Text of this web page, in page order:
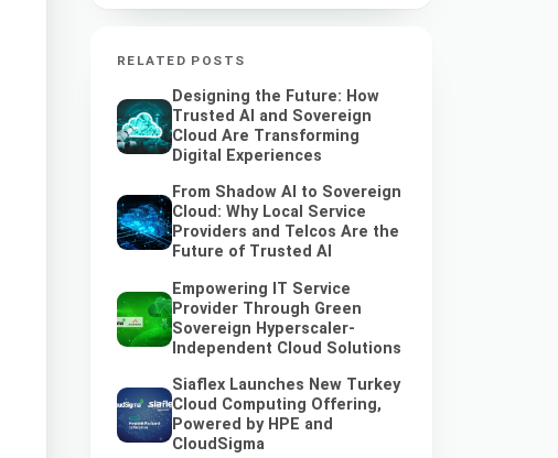
RELATED POSTS
Designing the Future: How
Trusted AI and Sovereign
Cloud Are Transforming
Digital Experiences
From Shadow AI to Sovereign
Cloud: Why Local Service
Providers and Telcos Are the
Future of Trusted AI
Empowering IT Service
Provider Through Green
Sovereign Hyperscaler-
Independent Cloud Solutions
Siaflex Launches New Turkey
Cloud Computing Offering,
Powered by HPE and
CloudSigma